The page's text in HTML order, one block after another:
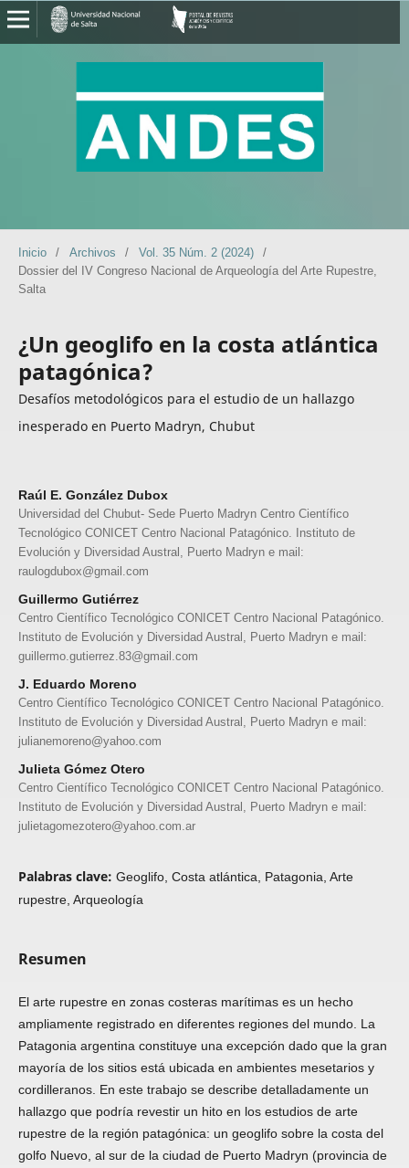
Inicio / Archivos / Vol. 35 Núm. 2 (2024)
/
Dossier del IV Congreso Nacional de Arqueología del Arte Rupestre,
Salta
¿Un geoglifo en la costa atlántica
patagónica?
Desafíos metodológicos para el estudio de un hallazgo
inesperado en Puerto Madryn, Chubut
Raúl E. González Dubox
Universidad del Chubut- Sede Puerto Madryn Centro Científico
Tecnológico CONICET Centro Nacional Patagónico. Instituto de
Evolución y Diversidad Austral, Puerto Madryn e mail:
raulogdubox@gmail.com
Guillermo Gutiérrez
Centro Científico Tecnológico CONICET Centro Nacional Patagónico.
Instituto de Evolución y Diversidad Austral, Puerto Madryn e mail:
guillermo.gutierrez.83@gmail.com
J. Eduardo Moreno
Centro Científico Tecnológico CONICET Centro Nacional Patagónico.
Instituto de Evolución y Diversidad Austral, Puerto Madryn e mail:
julianemoreno@yahoo.com
Julieta Gómez Otero
Centro Científico Tecnológico CONICET Centro Nacional Patagónico.
Instituto de Evolución y Diversidad Austral, Puerto Madryn e mail:
julietagomezotero@yahoo.com.ar
Palabras clave: Geoglifo, Costa atlántica, Patagonia, Arte
rupestre, Arqueología
Resumen
El arte rupestre en zonas costeras marítimas es un hecho
ampliamente registrado en diferentes regiones del mundo. La
Patagonia argentina constituye una excepción dado que la gran
mayoría de los sitios está ubicada en ambientes mesetarios y
cordilleranos. En este trabajo se describe detalladamente un
hallazgo que podría revestir un hito en los estudios de arte
rupestre de la región patagónica: un geoglifo sobre la costa del
golfo Nuevo, al sur de la ciudad de Puerto Madryn (provincia de